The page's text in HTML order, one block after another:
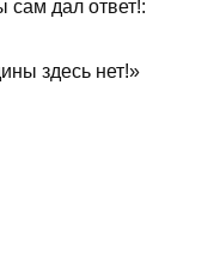
сам дал ответ!:
здесь нет!»